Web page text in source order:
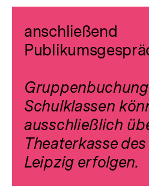
anschließend
Schulklassen
ausschließlich
Theaterkasse
Leipzig erfolgen.